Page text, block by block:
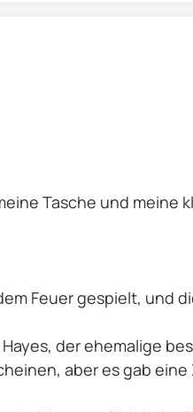
Tasche und meine
Feuer gespielt, und
der ehemalige
aber es gab